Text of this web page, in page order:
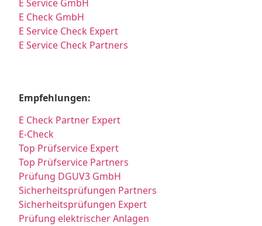
E Service GmbH
E Check GmbH
E Service Check Expert
E Service Check Partners
Empfehlungen:
E Check Partner Expert
E-Check
Top Prüfservice Expert
Top Prüfservice Partners
Prüfung DGUV3 GmbH
Sicherheitsprüfungen Partners
Sicherheitsprüfungen Expert
Prüfung elektrischer Anlagen